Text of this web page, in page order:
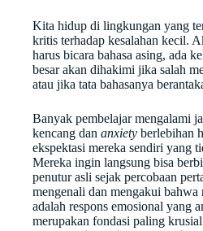
Kita hidup di lingkungan yang
kritis terhadap kesalahan kecil.
harus bicara bahasa asing, ada
besar akan dihakimi jika salah
atau jika tata bahasanya
Banyak pembelajar mengalami
kencang dan anxiety berlebihan
ekspektasi mereka sendiri yang
Mereka ingin langsung bisa
penutur asli sejak percobaan
mengenali dan mengakui bahwa
adalah respons emosional yang
merupakan fondasi paling